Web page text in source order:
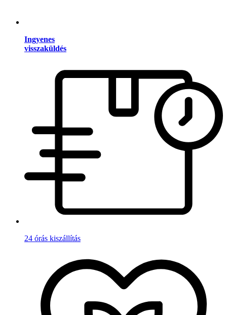
Ingyenes
visszaküldés
24 órás kiszállítás